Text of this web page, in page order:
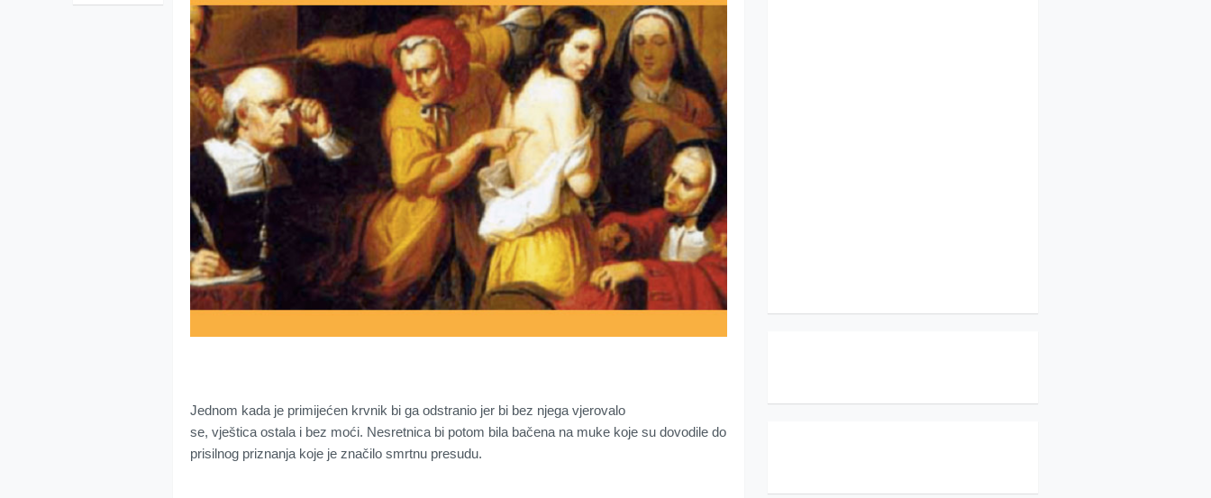
Jednom kada je primijećen krvnik bi ga odstranio jer bi bez njega vjerovalo
se, vještica ostala i bez moći. Nesretnica bi potom bila bačena na muke koje su dovodile do
prisilnog priznanja koje je značilo smrtnu presudu.